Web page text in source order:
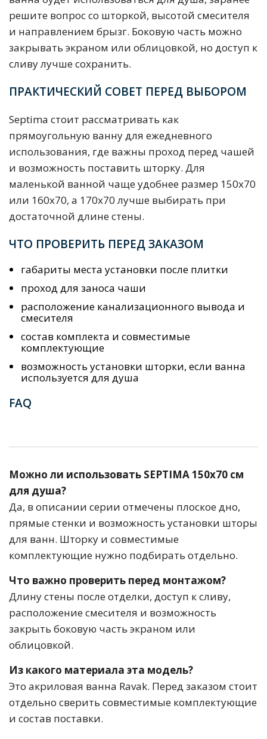
решите вопрос со шторкой, высотой смесителя
и направлением брызг. Боковую часть можно
закрывать экраном или облицовкой, но доступ к
сливу лучше сохранить.
ПРАКТИЧЕСКИЙ СОВЕТ ПЕРЕД ВЫБОРОМ
Septima стоит рассматривать как
прямоугольную ванну для ежедневного
использования, где важны проход перед чашей
и возможность поставить шторку. Для
маленькой ванной чаще удобнее размер 150х70
или 160х70, а 170х70 лучше выбирать при
достаточной длине стены.
ЧТО ПРОВЕРИТЬ ПЕРЕД ЗАКАЗОМ
габариты места установки после плитки
проход для заноса чаши
расположение канализационного вывода и
смесителя
состав комплекта и совместимые
комплектующие
возможность установки шторки, если ванна
используется для душа
FAQ
Можно ли использовать SEPTIMA 150х70 см
для душа?
Да, в описании серии отмечены плоское дно,
прямые стенки и возможность установки шторы
для ванн. Шторку и совместимые
комплектующие нужно подбирать отдельно.
Что важно проверить перед монтажом?
Длину стены после отделки, доступ к сливу,
расположение смесителя и возможность
закрыть боковую часть экраном или
облицовкой.
Из какого материала эта модель?
Это акриловая ванна Ravak. Перед заказом стоит
отдельно сверить совместимые комплектующие
и состав поставки.